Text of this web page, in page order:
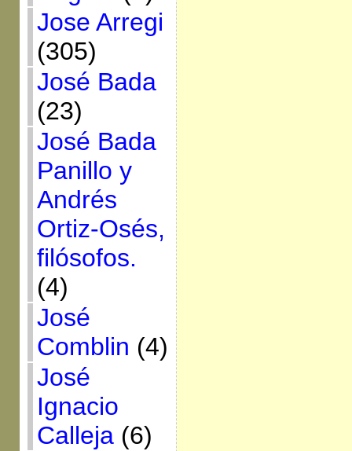
Jose Arregi
(305)
José Bada
(23)
José Bada
Panillo y
Andrés
Ortiz-Osés,
filósofos.
(4)
José
Comblin (4)
José
Ignacio
Calleja(6)